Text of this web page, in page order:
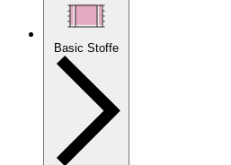
Basic Stoffe